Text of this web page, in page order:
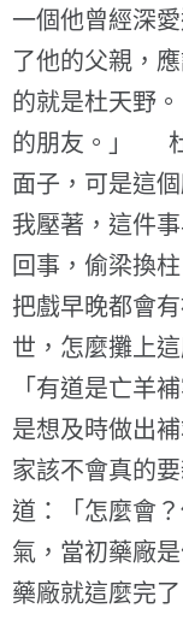
一個他曾經深
了他的父親，
的就是杜天野
的朋友。」 杜
面子，可是這
我壓著，這件
回事，偷梁換
把戲早晚都會
世，怎麼攤上
「有道是亡羊
是想及時做出
家該不會真的
道：「怎麼會
氣，當初藥廠
藥廠就這麼完